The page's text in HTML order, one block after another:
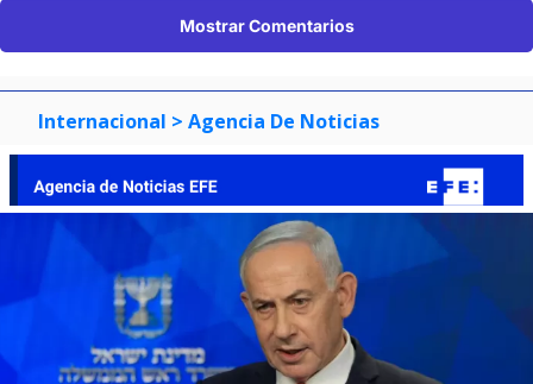
Mostrar Comentarios
Internacional > Agencia De Noticias